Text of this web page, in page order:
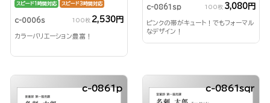
スピード1時間対応 スピード3時間対応
c-0006s 100枚 2,530円
カラーバリエーション豊富！
c-0861sp 100枚 3,080円
ピンクの帯がキュート！でもフォーマル
なデザイン！
c-0861p c-0861sqr